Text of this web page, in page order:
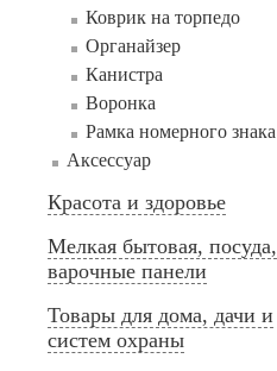
Коврик на торпедо
Органайзер
Канистра
Воронка
Рамка номерного знака
Аксессуар
Красота и здоровье
Мелкая бытовая, посуда,
варочные панели
Товары для дома, дачи и
систем охраны